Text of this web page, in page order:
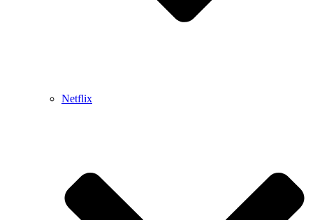
Netflix